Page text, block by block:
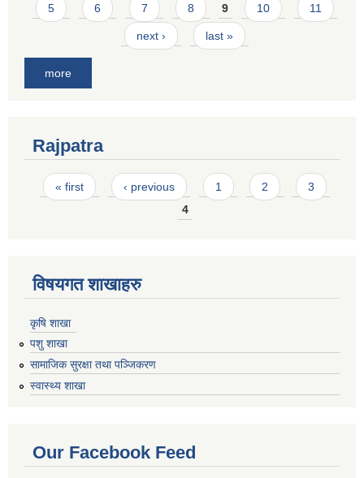
5 6 7 8 9 10 11
next › last »
more
Rajpatra
Pages
« first ‹ previous 1 2
3
4
विषयगत शाखाहरु
कृषि शाखा
पशु शाखा
सामाजिक सुरक्षा तथा पञ्जिकरण
स्वास्थ्य शाखा
Our Facebook Feed